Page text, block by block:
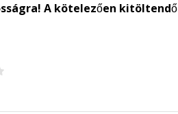
A kötelezően kitöltendő